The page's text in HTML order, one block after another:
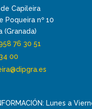
Capileira
Poqueira nº 10
(Granada)
76 30 51
00
Lunes a